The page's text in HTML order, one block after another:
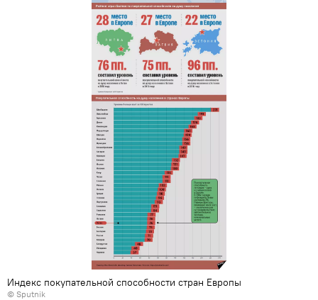
Индекс покупательной способности стран Европы
© Sputnik